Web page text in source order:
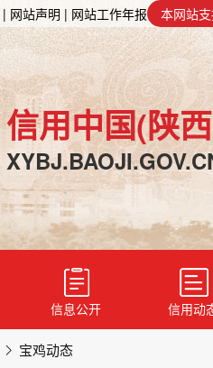
| 网站声明 | 网站工作年报 本网站
信用中国(陕
信息公开 信用动
宝鸡动态